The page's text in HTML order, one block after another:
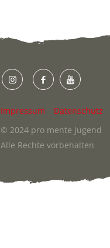
Impressum
Datenschutz
© 2024 pro mente Jugend
Alle Rechte vorbehalten